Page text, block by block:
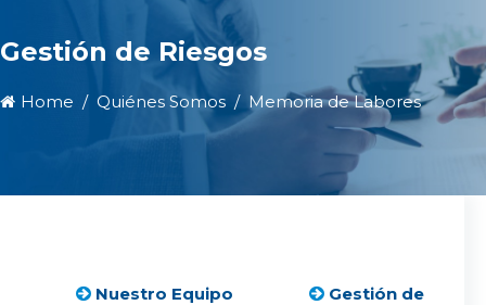
Gestión de Riesgos
Home Quiénes Somos Memoria de Labores
Nuestro Equipo
Gestión de